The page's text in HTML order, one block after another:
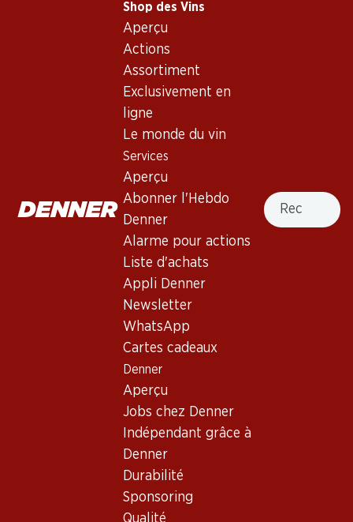
Shop des Vins
Aperçu
Actions
Assortiment
Exclusivement en
ligne
Le monde du vin
Services
Aperçu
Abonner l'Hebdo
Denner
Alarme pour actions
Liste d'achats
Appli Denner
Newsletter
WhatsApp
Cartes cadeaux
Denner
Aperçu
Jobs chez Denner
Indépendant grâce à
Denner
Durabilité
Sponsoring
Qualité
Recherche
Gamay de France
Robe rouge-violet. Nez de cerises noires et de baies rouges.
Bon à savoir
Température de dégustation
Empreinte carbone